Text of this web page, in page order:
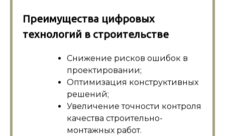
Преимущества цифровых
технологий в строительстве
Снижение рисков ошибок в
проектировании;
Оптимизация конструктивных
решений;
Увеличение точности контроля
качества строительно-
монтажных работ.